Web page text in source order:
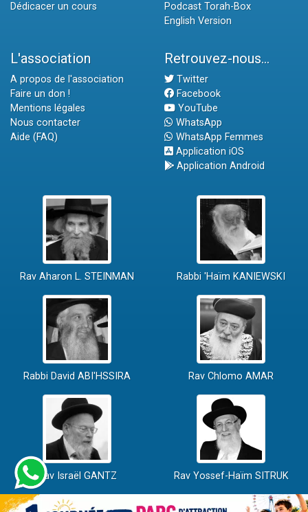
Dédicacer un cours
Podcast Torah-Box
English Version
L'association
A propos de l'association
Faire un don !
Mentions légales
Nous contacter
Aide (FAQ)
Retrouvez-nous...
Twitter
Facebook
YouTube
WhatsApp
WhatsApp Femmes
Application iOS
Application Android
Rav Aharon L. STEINMAN Rabbi 'Haïm KANIEWSKI
Rabbi David ABI'HSSIRA Rav Chlomo AMAR
Rav Israël GANTZ Rav Yossef-Haïm SITRUK